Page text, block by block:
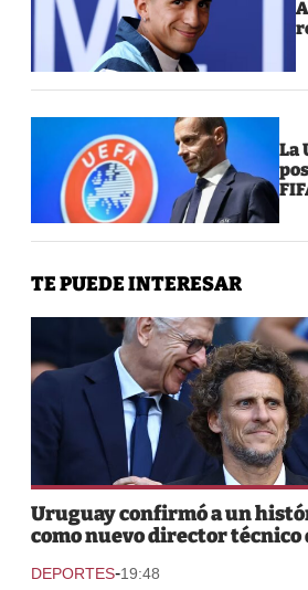
La
TE PUEDE INTERESAR
Uruguay confirmó a un
como nuevo director técnico
DEPORTES-19:48